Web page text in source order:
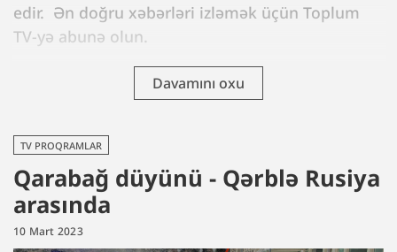
edir. Ən doğru xəbərləri izləmək üçün Toplum
TV-yə abunə olun.
Davamını oxu
TV PROQRAMLAR
Qarabağ düyünü - Qərblə Rusiya
arasında
10 Mart 2023